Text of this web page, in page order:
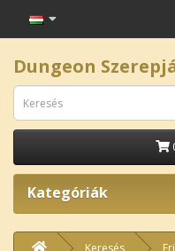
Dungeon
Kategóriák
Keresés